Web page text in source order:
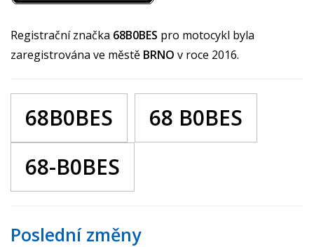
Registrační značka 68B0BES pro motocykl byla
zaregistrována ve městě BRNO v roce 2016.
68B0BES
68 B0BES
68-B0BES
Poslední změny